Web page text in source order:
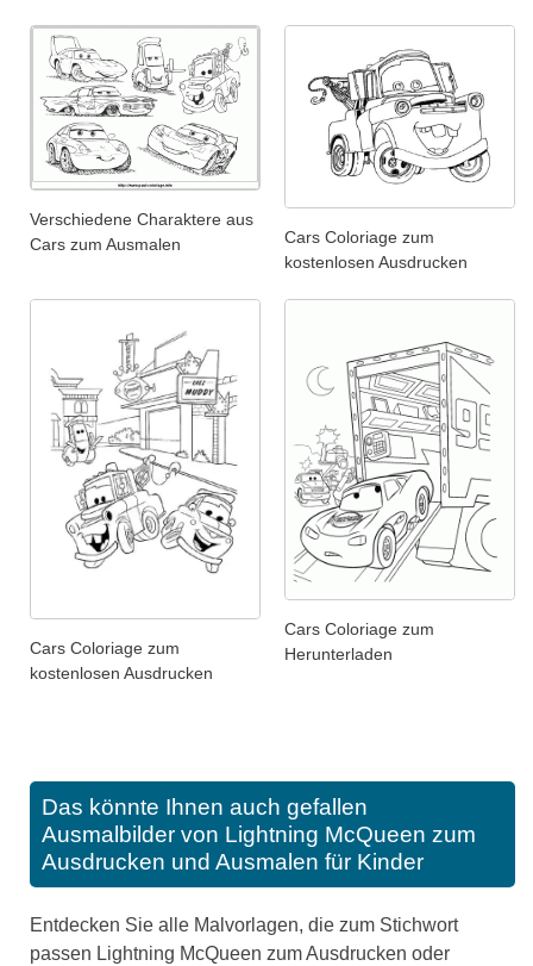
Verschiedene Charaktere aus
Cars zum Ausmalen
Cars Coloriage zum
kostenlosen Ausdrucken
Cars Coloriage zum
kostenlosen Ausdrucken
Cars Coloriage zum
Herunterladen
Das könnte Ihnen auch gefallen
Ausmalbilder von Lightning McQueen zum
Ausdrucken und Ausmalen für Kinder
Entdecken Sie alle Malvorlagen, die zum Stichwort
passen Lightning McQueen zum Ausdrucken oder